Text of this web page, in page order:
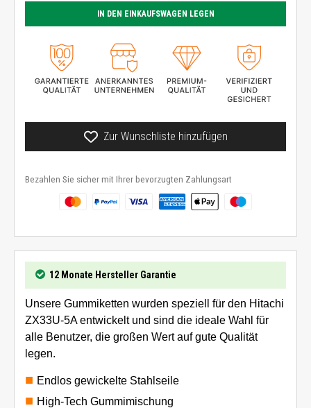
IN DEN EINKAUFSWAGEN LEGEN
Zur Wunschliste hinzufügen
Bezahlen Sie sicher mit Ihrer bevorzugten Zahlungsart
12 Monate Hersteller Garantie
Unsere Gummiketten wurden speziell für den Hitachi
ZX33U-5A entwickelt und sind die ideale Wahl für
alle Benutzer, die großen Wert auf gute Qualität
legen.
Endlos gewickelte Stahlseile
High-Tech Gummimischung